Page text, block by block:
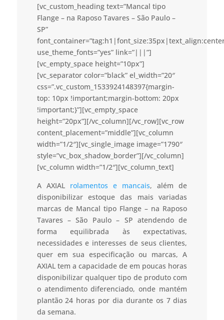
[vc_custom_heading text=”Mancal tipo
Flange – na Raposo Tavares – São Paulo –
SP”
use_theme_fonts=”yes” link=”|||”]
[vc_empty_space height=”10px”]
[vc_separator color=”black” el_width=”20″
css=”.vc_custom_1533924148397{margin-
top: 10px !important;margin-bottom: 20px
!important;}”][vc_empty_space
height=”20px”][/vc_column][/vc_row][vc_row
content_placement=”middle”][vc_column
width=”1/2″][vc_single_image image=”1790″
style=”vc_box_shadow_border”][/vc_column]
[vc_column width=”1/2″][vc_column_text]
A AXIAL rolamentos e mancais, além de
disponibilizar estoque das mais variadas
marcas de Mancal tipo Flange – na Raposo
Tavares – São Paulo – SP atendendo de
forma equilibrada às expectativas,
necessidades e interesses de seus clientes,
quer em sua especificação ou marcas, A
AXIAL tem a capacidade de em poucas horas
disponibilizar qualquer tipo de produto com
o atendimento diferenciado, onde mantém
plantão 24 horas por dia durante os 7 dias
da semana.